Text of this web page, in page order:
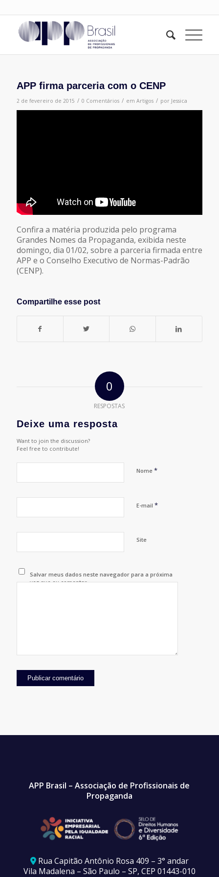
APP firma parceria com o CENP
2 de fevereiro de 2015 / 0 Comentários / em Artigos / por Jessica
Confira a matéria produzida pelo programa
Grandes Nomes da Propaganda, exibida neste
domingo, dia 01/02, sobre a parceria firmada entre
APP e o Conselho Executivo de Normas-Padrão
(CENP).
Compartilhe esse post
0
RESPOSTAS
Deixe uma resposta
Want to join the discussion?
Feel free to contribute!
Nome *
E-mail *
Site
Salvar meus dados neste navegador para a próxima
vez que eu comentar.
APP Brasil – Associação de Profissionais de
Propaganda
Rua Capitão Antônio Rosa 409 – 3° andar
Vila Madalena – São Paulo – SP, CEP 01443-010